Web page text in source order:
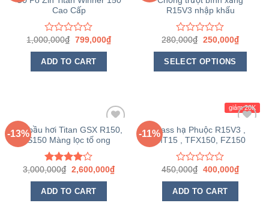
thích
Cao Cấp
Rated
0
out
of
1,000,000₫ 799,000₫
ADD TO CART
thích
R15V3 nhập khẩu
Rated
0
out
of
280,000₫ 250,000₫
SELECT OPTIONS
-13%
Yêu
Cổ bầu hơi Titan GSX R150,
S150 Màng lọc tổ ong
Rated
4.00out
of 5
3,000,000₫ 2,600,000₫
ADD TO CART
-11%
giảm 20K
Yêu
Pass hạ Phuộc R15V3 ,
MT15 , TFX150, FZ150
Rated
0
out
of
450,000₫ 400,000₫
ADD TO CART